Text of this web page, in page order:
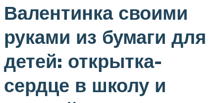
Валентинка своими
руками из бумаги для
детей: открытка-
сердце в школу и